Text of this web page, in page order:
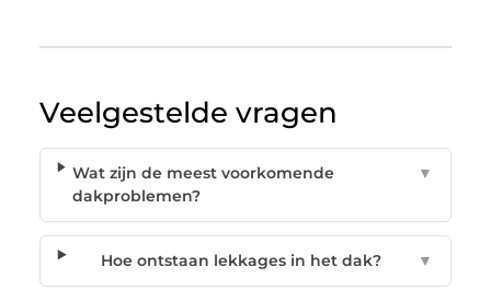
Veelgestelde vragen
Wat zijn de meest voorkomende
dakproblemen?
▼
Hoe ontstaan lekkages in het dak? ▼